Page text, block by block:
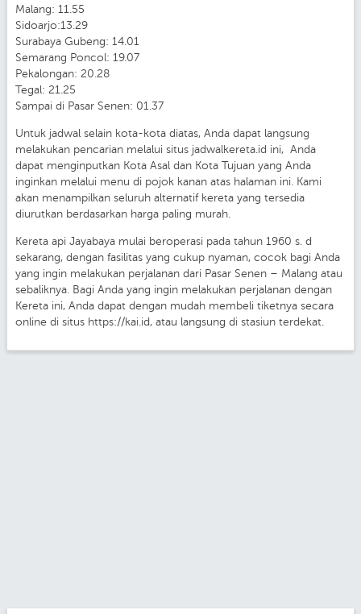
Malang: 11.55
Sidoarjo:13.29
Surabaya Gubeng: 14.01
Semarang Poncol: 19.07
Pekalongan: 20.28
Tegal: 21.25
Sampai di Pasar Senen: 01.37
Untuk jadwal selain kota-kota diatas, Anda dapat langsung
melakukan pencarian melalui situs jadwalkereta.id ini, Anda
dapat menginputkan Kota Asal dan Kota Tujuan yang Anda
inginkan melalui menu di pojok kanan atas halaman ini. Kami
akan menampilkan seluruh alternatif kereta yang tersedia
diurutkan berdasarkan harga paling murah.
Kereta api Jayabaya mulai beroperasi pada tahun 1960 s. d
sekarang, dengan fasilitas yang cukup nyaman, cocok bagi Anda
yang ingin melakukan perjalanan dari Pasar Senen – Malang atau
sebaliknya. Bagi Anda yang ingin melakukan perjalanan dengan
Kereta ini, Anda dapat dengan mudah membeli tiketnya secara
online di situs https://kai.id, atau langsung di stasiun terdekat.